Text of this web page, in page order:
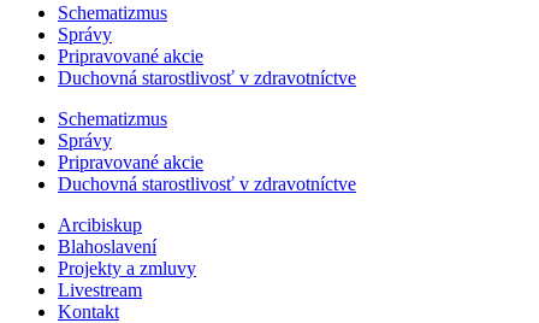
Schematizmus
Správy
Pripravované akcie
Duchovná starostlivosť v zdravotníctve
Schematizmus
Správy
Pripravované akcie
Duchovná starostlivosť v zdravotníctve
Arcibiskup
Blahoslavení
Projekty a zmluvy
Livestream
Kontakt